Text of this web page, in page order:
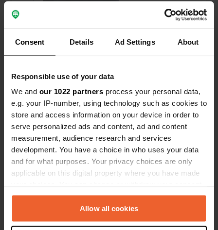
Consent Details Ad Settings About
Responsible use of your data
We and our 1022 partners process your personal data,
e.g. your IP-number, using technology such as cookies to
store and access information on your device in order to
serve personalized ads and content, ad and content
measurement, audience research and services
development. You have a choice in who uses your data
and for what purposes. Your privacy choices are only
applicable on this digital property where you have made
any time from the Cookie Declaration or by clicking on
the Privacy trigger icon.Allow all cookies
Een locatie beoordeeld 9 maanden geleden
Gelukkig was de parkeerplaats in Toul vol, anders
hadden we dit rustige plekje niet gezien. Er was
hier nog genoeg plek – op slechts 5 km afstand.
Vanaf de kerk en de begraafplaats heb je een
Het is leuk om een wandeling door de
proviand meeneemt, want er zijn hier geen
winkels. Deze plek staat op onze lijst met